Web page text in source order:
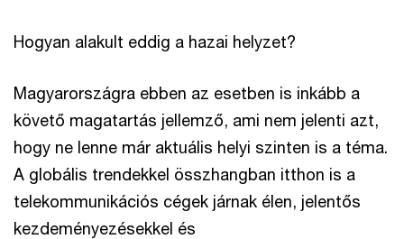
Hogyan alakult eddig a hazai helyzet?
Magyarországra ebben az esetben is inkább a
követő magatartás jellemző, ami nem jelenti azt,
hogy ne lenne már aktuális helyi szinten is a téma.
A globális trendekkel összhangban itthon is a
telekommunikációs cégek járnak élen, jelentős
kezdeményezésekkel és